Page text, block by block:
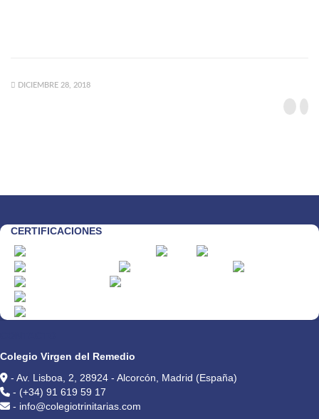
DICIEMBRE 28, 2018
CERTIFICACIONES
Colegio Virgen del Remedio
- Av. Lisboa, 2, 28924 - Alcorcón, Madrid (España)
- (+34) 91 619 59 17
- info@colegiotrinitarias.com